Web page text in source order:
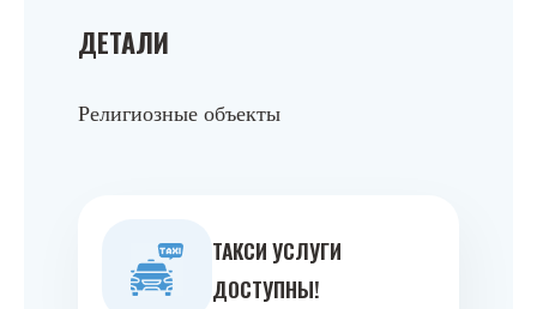
ДЕТАЛИ
Религиозные объекты
ТАКСИ УСЛУГИ
ДОСТУПНЫ!